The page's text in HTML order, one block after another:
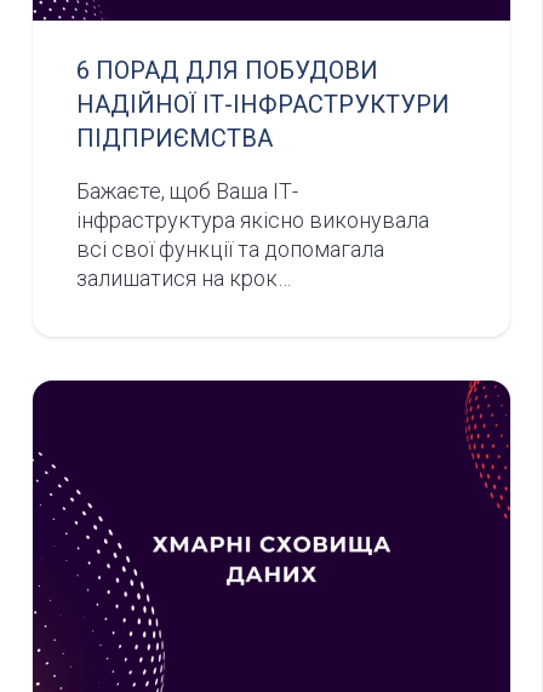
6 ПОРАД ДЛЯ ПОБУДОВИ
НАДІЙНОЇ ІТ-ІНФРАСТРУКТУРИ
ПІДПРИЄМСТВА
Бажаєте, щоб Ваша ІТ-
інфраструктура якісно виконувала
всі свої функції та допомагала
залишатися на крок…